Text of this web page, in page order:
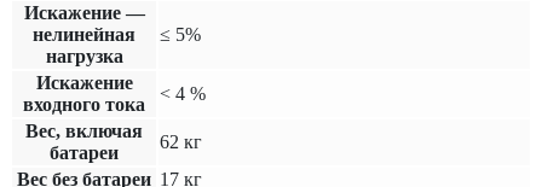
Искажение —
нелинейная
нагрузка
≤ 5%
Искажение
входного тока
< 4 %
Вес, включая
батареи
62 кг
Вес без батареи 17 кг